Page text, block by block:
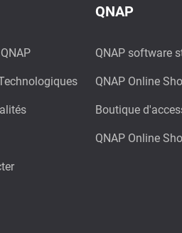
QNAP
QNAP software
QNAP Online
Boutique
QNAP Online